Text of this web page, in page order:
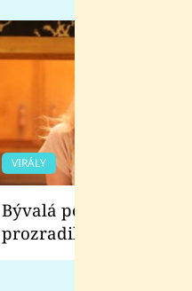
VIRÁLY
Bývalá pornoherečka
prozradila, co ji
natáčení Euforie.